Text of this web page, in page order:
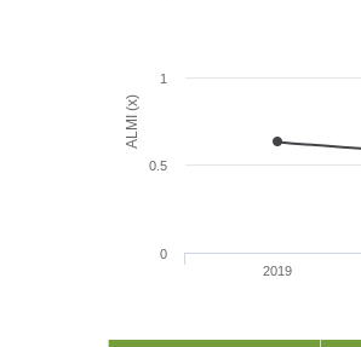
ALMI (x)
2019
0
0.5
1